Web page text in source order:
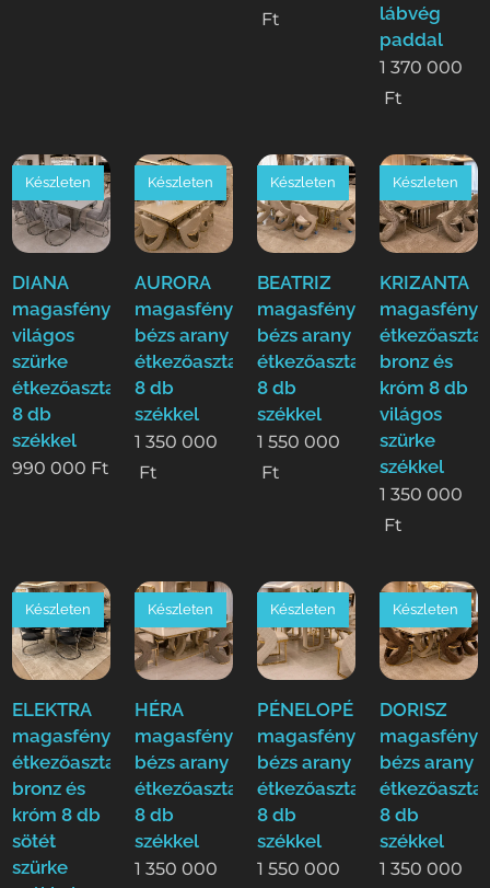
Ft
lábvég
paddal
1 370 000
Ft
DIANA
magasfényű
világos
szürke
étkezőasztal
8 db
székkel
Készleten
990 000 Ft
AURORA
magasfényű
bézs arany
étkezőasztal
8 db
székkel
Készleten
1 350 000
Ft
BEATRIZ
magasfényű
bézs arany
étkezőasztal
8 db
székkel
Készleten
1 550 000
Ft
KRIZANTA
magasfényű
étkezőasztal
bronz és
króm 8 db
világos
szürke
székkel
Készleten
1 350 000
Ft
ELEKTRA
magasfényű
étkezőasztal
bronz és
króm 8 db
sötét
szürke
Készleten
HÉRA
magasfényű
bézs arany
étkezőasztal
8 db
székkel
Készleten
1 350 000
PÉNELOPÉ
magasfényű
bézs arany
étkezőasztal
8 db
székkel
Készleten
1 550 000
DORISZ
magasfényű
bézs arany
étkezőasztal
8 db
székkel
Készleten
1 350 000